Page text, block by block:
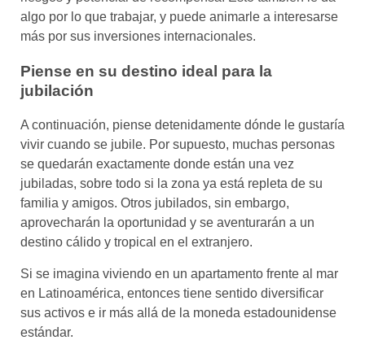
algo por lo que trabajar, y puede animarle a interesarse
más por sus inversiones internacionales.
Piense en su destino ideal para la
jubilación
A continuación, piense detenidamente dónde le gustaría
vivir cuando se jubile. Por supuesto, muchas personas
se quedarán exactamente donde están una vez
jubiladas, sobre todo si la zona ya está repleta de su
familia y amigos. Otros jubilados, sin embargo,
aprovecharán la oportunidad y se aventurarán a un
destino cálido y tropical en el extranjero.
Si se imagina viviendo en un apartamento frente al mar
en Latinoamérica, entonces tiene sentido diversificar
sus activos e ir más allá de la moneda estadounidense
estándar.